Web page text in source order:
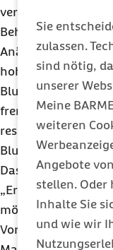
Sie
zulassen.
sind nötig,
unserer
Meine
weiteren
Angebote
stellen. Oder
Inhalte Sie
und wie wir
verteilen: Die frühe
Behandlung einer
Anämie
hohem
Blutverlustes und
Blutkonserven.
Das A und O ist
„Erfahrungen
möglich ist, die
Vorfeld einer